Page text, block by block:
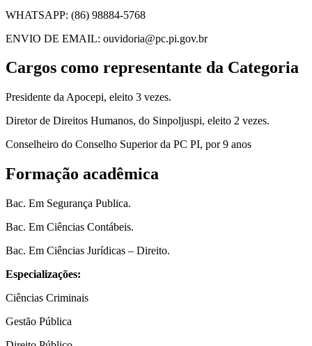
WHATSAPP: (86) 98884-5768
ENVIO DE EMAIL: ouvidoria@pc.pi.gov.br
Cargos como representante da Categoria
Presidente da Apocepi, eleito 3 vezes.
Diretor de Direitos Humanos, do Sinpoljuspi, eleito 2 vezes.
Conselheiro do Conselho Superior da PC PI, por 9 anos
Formação acadêmica
Bac. Em Segurança Publica.
Bac. Em Ciências Contábeis.
Bac. Em Ciências Jurídicas – Direito.
Especializações:
Ciências Criminais
Gestão Pública